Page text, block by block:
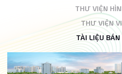
THƯ VIỆN
THƯ VIỆN
TÀI LIỆU BÁN